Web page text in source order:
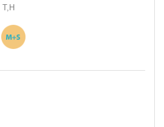
T,H